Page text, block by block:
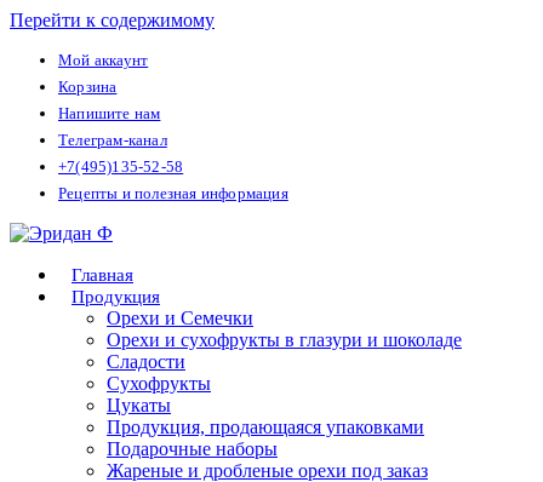
Перейти к содержимому
Мой аккаунт
Корзина
Напишите нам
Телеграм-канал
+7(495)135-52-58
Рецепты и полезная информация
Главная
Продукция
Орехи и Семечки
Орехи и сухофрукты в глазури и шоколаде
Сладости
Сухофрукты
Цукаты
Продукция, продающаяся упаковками
Подарочные наборы
Жареные и дробленые орехи под заказ